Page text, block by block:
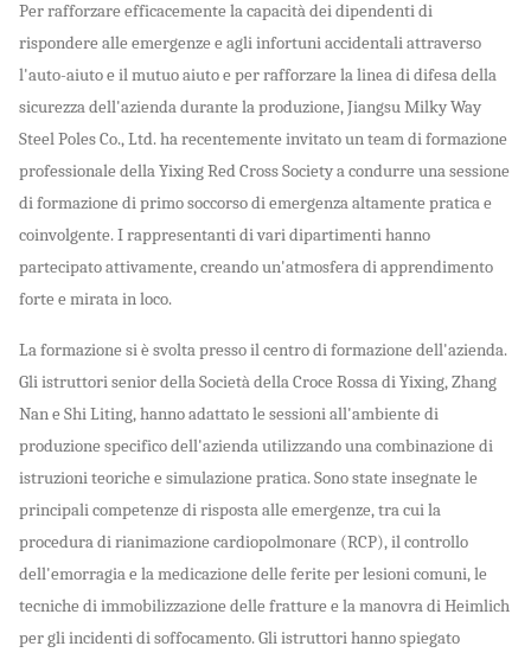
Per rafforzare efficacemente la capacità dei dipendenti di
rispondere alle emergenze e agli infortuni accidentali attraverso
l'auto-aiuto e il mutuo aiuto e per rafforzare la linea di difesa della
sicurezza dell'azienda durante la produzione, Jiangsu Milky Way
Steel Poles Co., Ltd. ha recentemente invitato un team di formazione
professionale della Yixing Red Cross Society a condurre una sessione
di formazione di primo soccorso di emergenza altamente pratica e
coinvolgente. I rappresentanti di vari dipartimenti hanno
partecipato attivamente, creando un'atmosfera di apprendimento
forte e mirata in loco.
La formazione si è svolta presso il centro di formazione dell'azienda.
Gli istruttori senior della Società della Croce Rossa di Yixing, Zhang
Nan e Shi Liting, hanno adattato le sessioni all'ambiente di
produzione specifico dell'azienda utilizzando una combinazione di
istruzioni teoriche e simulazione pratica. Sono state insegnate le
principali competenze di risposta alle emergenze, tra cui la
procedura di rianimazione cardiopolmonare (RCP), il controllo
dell'emorragia e la medicazione delle ferite per lesioni comuni, le
tecniche di immobilizzazione delle fratture e la manovra di Heimlich
per gli incidenti di soffocamento. Gli istruttori hanno spiegato